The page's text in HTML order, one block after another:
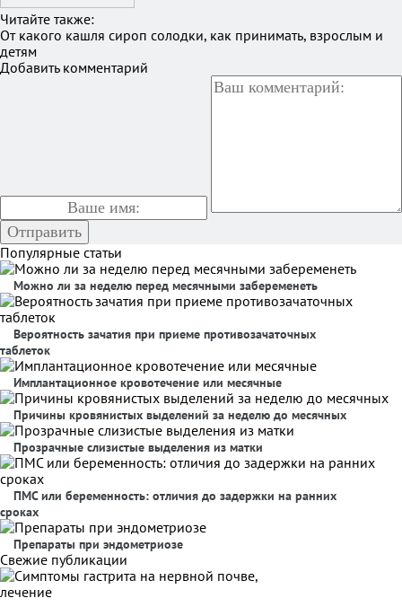
Читайте также:
От какого кашля сироп солодки, как принимать, взрослым и
детям
Добавить комментарий
Популярные статьи
Можно ли за неделю перед месячными забеременеть
Вероятность зачатия при приеме противозачаточных
таблеток
Имплантационное кровотечение или месячные
Причины кровянистых выделений за неделю до месячных
Прозрачные слизистые выделения из матки
ПМС или беременность: отличия до задержки на ранних
сроках
Препараты при эндометриозе
Свежие публикации